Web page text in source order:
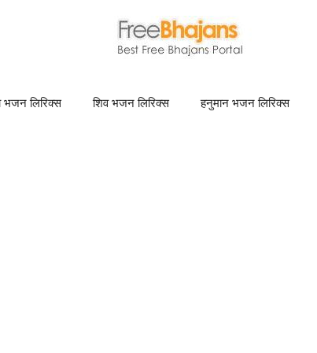
भजन लिरिक्स शिव भजन लिरिक्स हनुमान भजन लिरिक्स